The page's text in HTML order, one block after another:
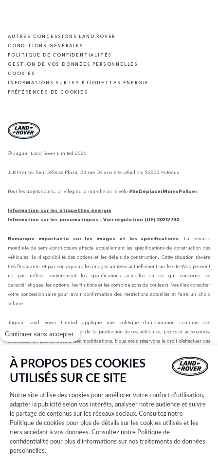
Continuer sans accepter
À PROPOS DES COOKIES
UTILISÉS SUR CE SITE
Notre site utilise des cookies pour améliorer votre confort d'utilisation,
adapter la publicité selon vos intérêts, analyser notre audience et suivre
le partage de contenus sur les réseaux sociaux. Consultez notre
Politique de cookies pour plus de détails sur les cookies utilisés et les
tiers accédant à vos données. Consultez notre Politique de
confidentialité pour plus d'informations sur nos traitements de données
personnelles.
AUTRES CONCESSIONS LAND ROVER
CONDITIONS GÉNÉRALES
POLITIQUE DE CONFIDENTIALITÉS
GESTION DE VOS DONNÉES PERSONNELLES
COOKIES
INFORMATIONS SUR LES ÉTIQUETTES ÉNERGIE
PRÉFÉRENCES DE COOKIES
© Jaguar Land Rover Limited 2026
JLR France, Tour Défense Plaza, 23 rue Delarivière Lefoullon, 92800 Puteaux
Pour les trajets courts, privilégiez la marche ou le vélo #SeDéplacerMoinsPolluer.
Information sur les étiquettes énergie
Information sur les pneumatiques - Voir régulation (UE) 2020/740
Remarque importante sur les images et les spécifications.
La pénurie
mondiale de semi-conducteurs affecte actuellement les spécifications de construction des
véhicules, la disponibilité des options et les délais de construction. Cette situation s’avère
très fluctuante, et par conséquent, les images utilisées actuellement sur le site Web peuvent
ne pas refléter entièrement les spécifications actuelles en ce qui concerne les
caractéristiques, les options, les finitions et les combinaisons de couleurs. Veuillez consulter
votre concessionnaire pour avoir confirmation des restrictions actuelles et faire un choix
éclairé.
Jaguar Land Rover Limited applique une politique d’amélioration continue des
spécifications, de la conception et de la production de ses véhicules, pièces et accessoires,
et procède en permanence à des modifications. Nous nous réservons le droit d’effectuer des
présentées sur ce site Web sont basées sur les spécifications européennes. Elles peuvent
varier selon le marché et être modifiées sans préavis. Certains des véhicules présents sont
dotés d’équipements en option ou d’accessoires installés par le concessionnaire qui peuvent
pour connaître les disponibilités et les tarifs.
Les chiffres fournis sont issus des tests officiels menés par le fabricant conformément à la
législation européenne en vigueur avec une batterie complètement chargée. Depuis le 1er
septembre 2018, les véhicules légers neufs sont réceptionnés en Europe sur la base de la
procédure d'essai harmonisée pour les véhicules légers (WLTP), procédure d'essai
permettant de mesurer la consommation de carburant et les émissions de CO2, plus